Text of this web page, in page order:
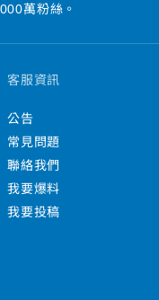
萬粉絲。
客服資訊
公告
常見問題
聯絡我們
我要爆料
我要投稿